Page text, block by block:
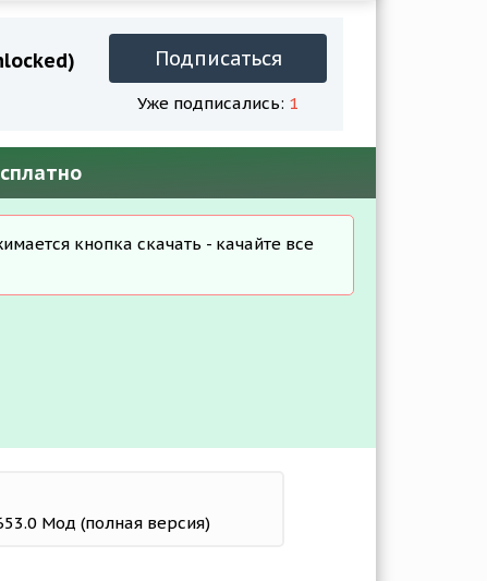
Подписаться
Уже подписались: 1
кнопка скачать - качайте все
Мод (полная версия)